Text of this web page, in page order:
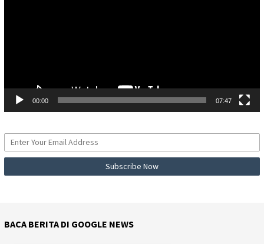
00:00 07:47
BACA BERITA DI GOOGLE NEWS